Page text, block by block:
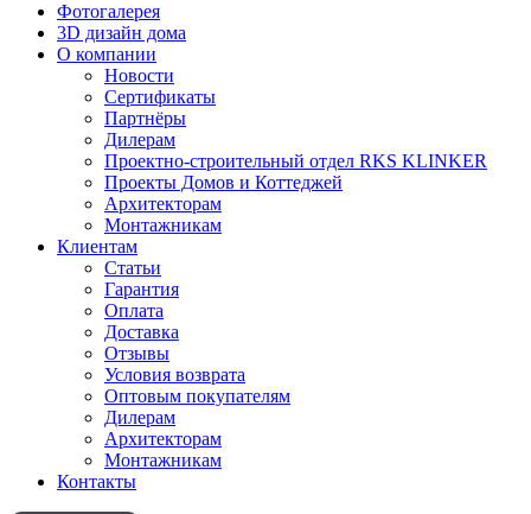
Фотогалерея
3D дизайн дома
О компании
Новости
Сертификаты
Партнёры
Дилерам
Проектно-строительный отдел RKS KLINKER
Проекты Домов и Коттеджей
Архитекторам
Монтажникам
Клиентам
Статьи
Гарантия
Оплата
Доставка
Отзывы
Условия возврата
Оптовым покупателям
Дилерам
Архитекторам
Монтажникам
Контакты